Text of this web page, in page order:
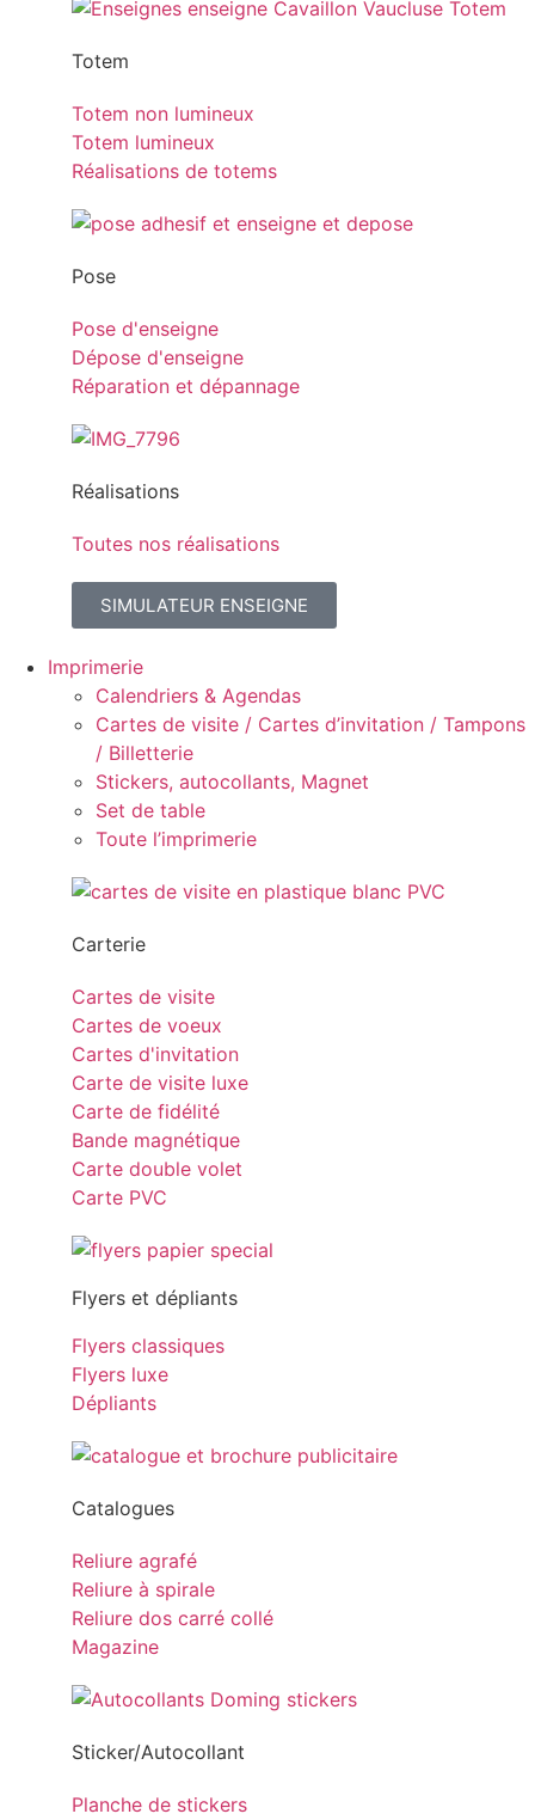
Totem
Totem non lumineux
Totem lumineux
Réalisations de totems
Pose
Pose d'enseigne
Dépose d'enseigne
Réparation et dépannage
Réalisations
Toutes nos réalisations
SIMULATEUR ENSEIGNE
Imprimerie
Calendriers & Agendas
Cartes de visite / Cartes d’invitation / Tampons
/ Billetterie
Stickers, autocollants, Magnet
Set de table
Toute l’imprimerie
Carterie
Cartes de visite
Cartes de voeux
Cartes d'invitation
Carte de visite luxe
Carte de fidélité
Bande magnétique
Carte double volet
Carte PVC
Flyers et dépliants
Flyers classiques
Flyers luxe
Dépliants
Catalogues
Reliure agrafé
Reliure à spirale
Reliure dos carré collé
Magazine
Sticker/Autocollant
Planche de stickers